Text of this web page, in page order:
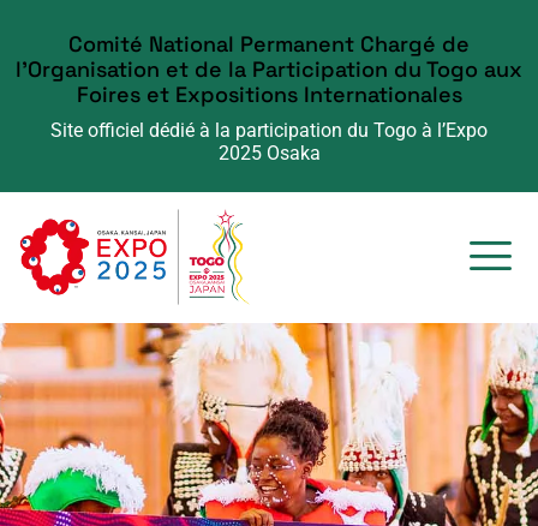
Comité National Permanent Chargé de
l'Organisation et de la Participation du Togo aux
Foires et Expositions Internationales
Site officiel dédié à la participation du Togo à l’Expo
2025 Osaka